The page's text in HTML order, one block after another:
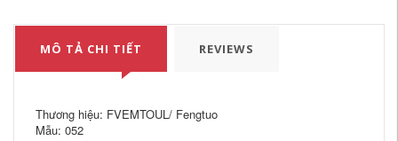
MÔ TẢ CHI TIẾT REVIEWS
Thương hiệu: FVEMTOUL/ Fengtuo
Mẫu: 052